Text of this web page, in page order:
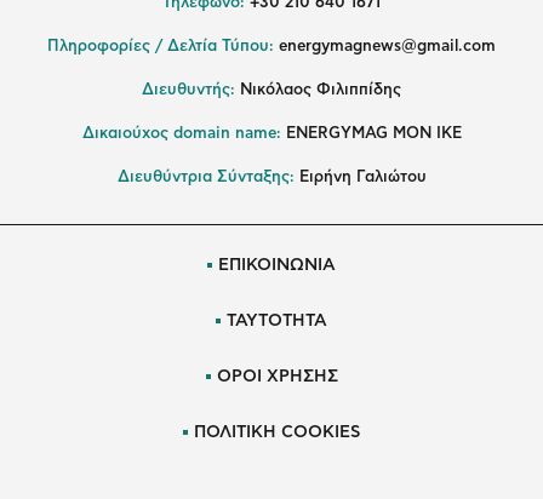
Τηλέφωνο: +30 210 640 1671
Πληροφορίες / Δελτία Τύπου: energymagnews@gmail.com
Διευθυντής: Νικόλαος Φιλιππίδης
Δικαιούχος domain name: ENERGYMAG ΜΟΝ ΙΚΕ
Διευθύντρια Σύνταξης: Ειρήνη Γαλιώτου
ΕΠΙΚΟΙΝΩΝΙΑ
ΤΑΥΤΟΤΗΤΑ
ΟΡΟΙ ΧΡΗΣΗΣ
ΠΟΛΙΤΙΚΗ COOKIES